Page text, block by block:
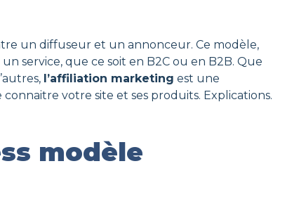
un diffuseur et un annonceur. Ce modèle,
service, que ce soit en B2C ou en B2B. Que
l’affiliation marketing est une
votre site et ses produits. Explications.
modèle